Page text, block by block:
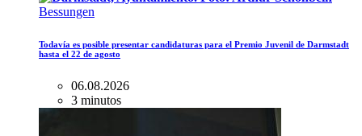
Bessungen
Todavía es posible presentar candidaturas para el Premio Juvenil de Darmstadt
hasta el 22 de agosto
06.08.2026
3 minutos